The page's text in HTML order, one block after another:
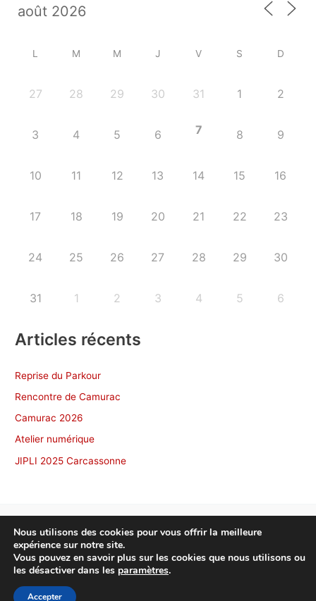
L M M J V S D
27 28 29 30 31 1 2
3 4 5 6 7 8 9
10 11 12 13 14 15 16
17 18 19 20 21 22 23
24 25 26 27 28 29 30
31 1 2 3 4 5 6
Articles récents
Reprise du Parkour
Rencontre de Camurac
Camurac 2026
Atelier numérique
JIPLI 2025 Carcassonne
Copyright © 2026 NonscÔ Toulouse
Politique de confidentialité
Nous utilisons des cookies pour vous offrir la meilleure
expérience sur notre site.
Vous pouvez en savoir plus sur les cookies que nous utilisons ou
les désactiver dans les paramètres.
Accepter